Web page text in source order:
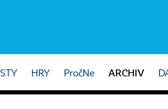
HRY PročNe ARCHIV